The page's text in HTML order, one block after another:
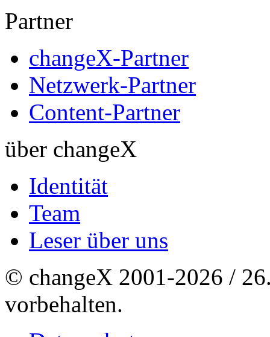
Partner
changeX-Partner
Netzwerk-Partner
Content-Partner
über changeX
Identität
Team
Leser über uns
© changeX 2001-2026 /
vorbehalten.